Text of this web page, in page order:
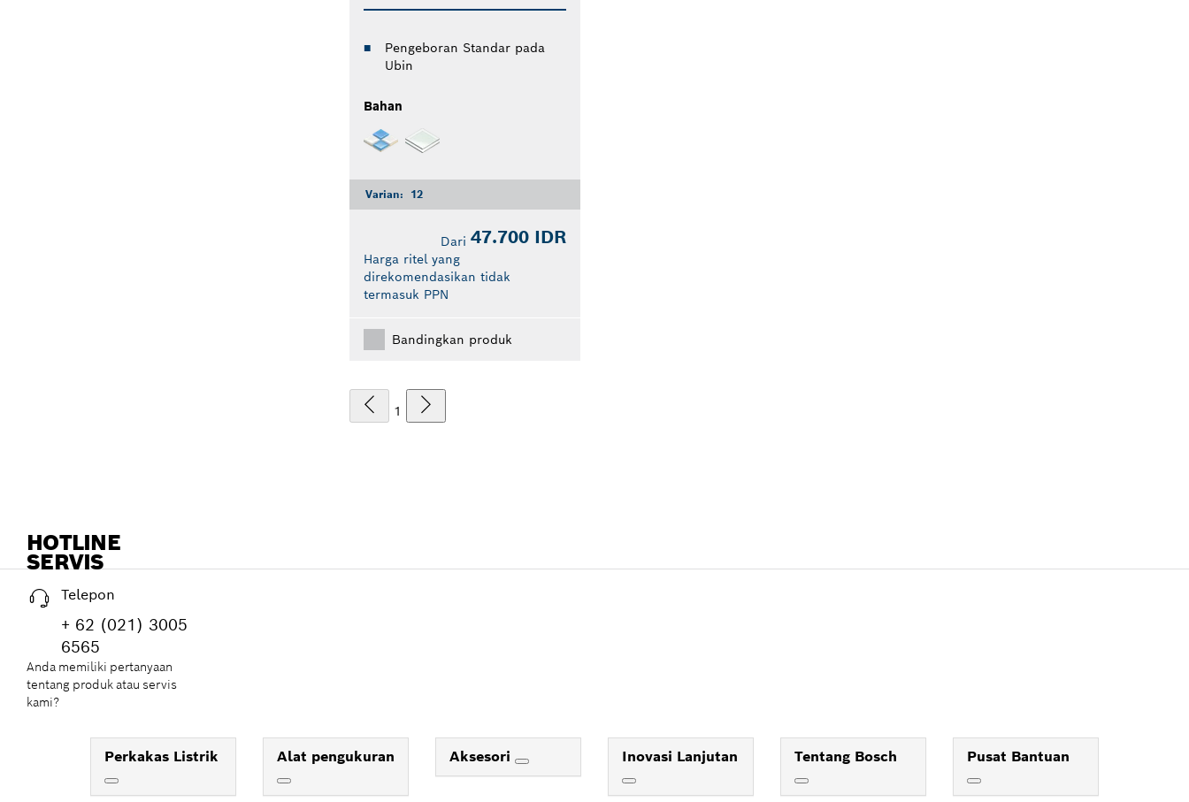
Pengeboran Standar pada
Ubin
Bahan
Varian: 12
Dari 47.700 IDR
Harga ritel yang
direkomendasikan tidak
termasuk PPN
Bandingkan produk
1
HOTLINE
SERVIS
Telepon
+ 62 (021) 3005
6565
Anda memiliki pertanyaan
tentang produk atau servis
kami?
Perkakas Listrik Alat pengukuran Aksesori Inovasi Lanjutan Tentang Bosch Pusat Bantuan